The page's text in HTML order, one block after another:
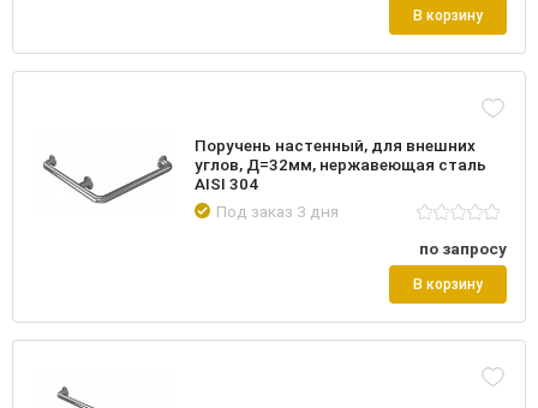
В корзину
Поручень настенный, для внешних
углов, Д=32мм, нержавеющая сталь
AISI 304
Под заказ 3 дня
по запросу
В корзину